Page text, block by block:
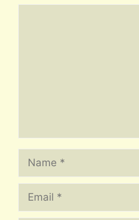
Name
Email